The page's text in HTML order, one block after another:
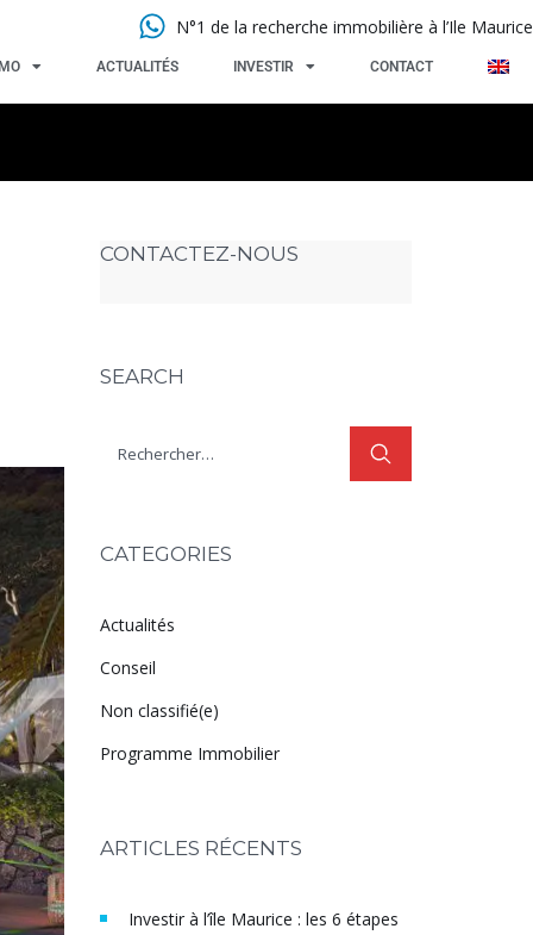
N°1 de la recherche immobilière à l’Ile Maurice
ACTUALITÉS INVESTIR CONTACT
CONTACTEZ-NOUS
SEARCH
CATEGORIES
Actualités
Conseil
Non classifié(e)
Programme Immobilier
ARTICLES RÉCENTS
Investir à l’île Maurice : les 6 étapes